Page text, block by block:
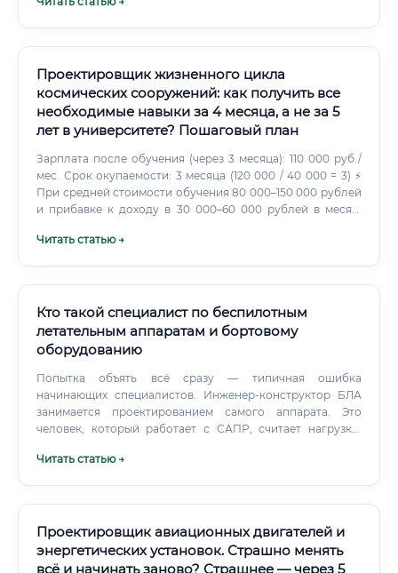
Проектировщик жизненного цикла
космических сооружений: как получить все
необходимые навыки за 4 месяца, а не за 5
лет в университете? Пошаговый план
Зарплата после обучения (через 3 месяца): 110 000 руб./
мес. Срок окупаемости: 3 месяца (120 000 / 40 000 = 3) ⚡
При средней стоимости обучения 80 000–150 000 рублей
и прибавке к доходу в 30 000–60 000 рублей в месяц,
Читать статью →
Кто такой специалист по беспилотным
летательным аппаратам и бортовому
оборудованию
Попытка объять всё сразу — типичная ошибка
начинающих специалистов. Инженер-конструктор БЛА
занимается проектированием самого аппарата. Это
человек, который работает с САПР, считает нагрузки,
Читать статью →
Проектировщик авиационных двигателей и
энергетических установок. Страшно менять
всё и начинать заново? Страшнее — через 5